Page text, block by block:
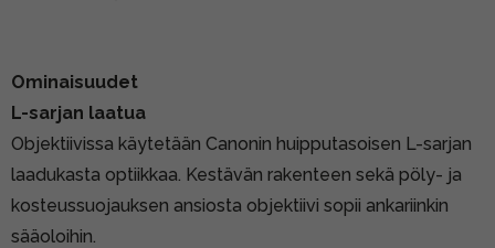
Ominaisuudet
L-sarjan laatua
Objektiivissa käytetään Canonin huipputasoisen L-sarjan
laadukasta optiikkaa. Kestävän rakenteen sekä pöly- ja
kosteussuojauksen ansiosta objektiivi sopii ankariinkin
sääoloihin.